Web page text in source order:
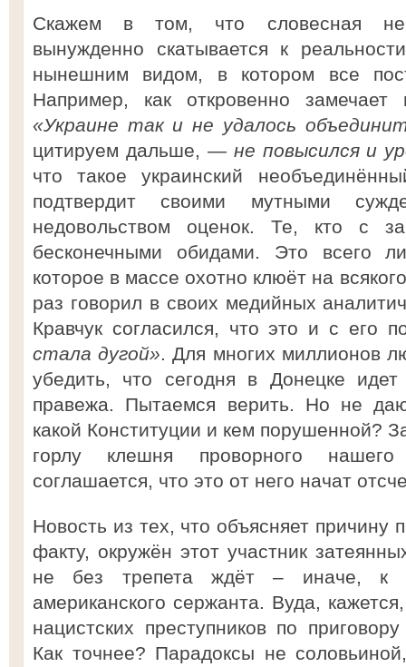
Скажем в том, что словесная
вынужденно скатывается к
нынешним видом, в котором все
Например, как откровенно замечает
«Украине так и не удалось
цитируем дальше, — не повысился и
что такое украинский
подтвердит своими мутными
недовольством оценок. Те, кто с
бесконечными обидами. Это всего
которое в массе охотно клюёт на
раз говорил в своих медийных
Кравчук согласился, что это и с его
стала дугой». Для многих миллионов
убедить, что сегодня в Донецке идет
правежа. Пытаемся верить. Но не
какой Конституции и кем порушенной?
горлу клешня проворного
соглашается, что это от него начат
Новость из тех, что объясняет причину
факту, окружён этот участник
не без трепета ждёт – иначе, к
американского сержанта. Вуда,
нацистских преступников по
Как точнее? Парадоксы не